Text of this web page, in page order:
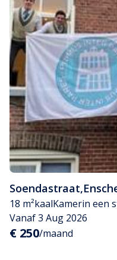
Soendastraat,
18 m²kaalKamerin een
Vanaf 3 Aug 2026
€ 250/maand